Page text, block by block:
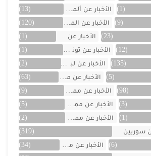
(1) الأخبار عن ألمانيا
(13)
(9) الأخبار عن المشاهير
(120)
(23) الأخبار عن اليمن
(1)
(12) الأخبار عن تونس
(1)
(135) الأخبار عن لبنان
(2)
(5) الأخبار عن مصر
(63)
(98) الأخبار عن ممثلين الأجانب
(9)
(3) الأخبار عن ممثلين المغرب
(5)
(1) الأخبار عن ممثلين جزائريين
(2)
سوريين
(319)
(6) الأخبار عن ممثلين لبنان
(34)